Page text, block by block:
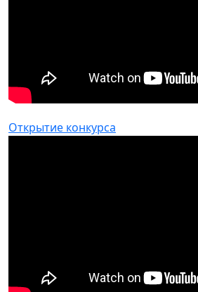
Открытие конкурса